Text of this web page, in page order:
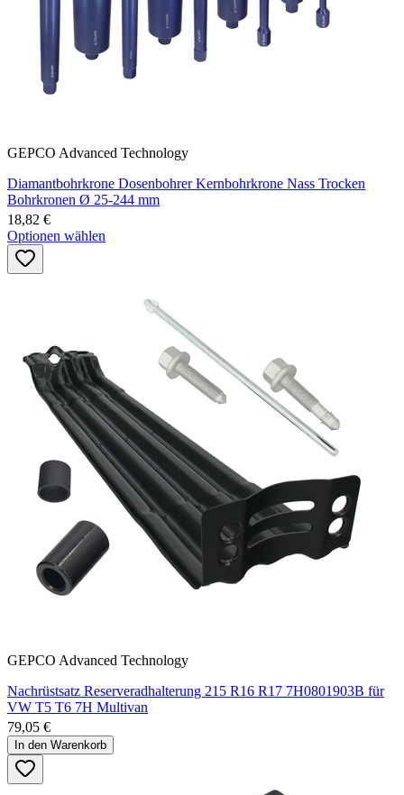
GEPCO Advanced Technology
Diamantbohrkrone Dosenbohrer Kernbohrkrone Nass Trocken
Bohrkronen Ø 25-244 mm
18,82 €
Optionen wählen
GEPCO Advanced Technology
Nachrüstsatz Reserveradhalterung 215 R16 R17 7H0801903B für
VW T5 T6 7H Multivan
79,05 €
In den Warenkorb